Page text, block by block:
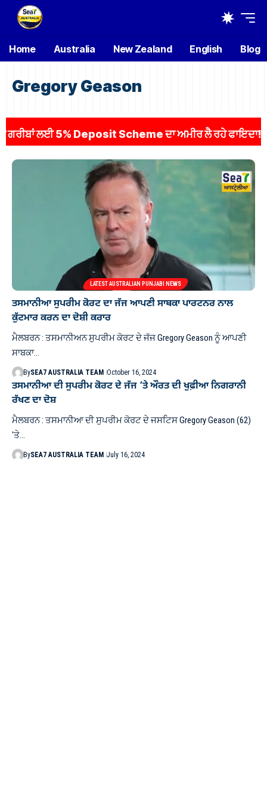
Home Australia New Zealand English Blog
Gregory Geason
ਲਈ 5% Deposit Scheme ਦਾ ਅਮੀਰ ਲੈ ਰਹੇ ਫਾਇਦਾ!
LATEST AUSTRALIAN PUNJABI NEWS
ਤਸਮਾਨੀਆ ਸੁਪਰੀਮ ਕੋਰਟ ਦਾ ਜੱਜ ਆਪਣੀ ਸਾਬਕਾ ਪਾਰਟਨਰ ਨਾਲ
ਕੁੱਟਮਾਰ ਕਰਨ ਦਾ ਦੋਸ਼ੀ ਕਰਾਰ
ਮੈਲਬਰਨ : ਤਸਮਾਨੀਅਨ ਸੁਪਰੀਮ ਕੋਰਟ ਦੇ ਜੱਜ Gregory Geason ਨੂੰ ਆਪਣੀ
ਸਾਬਕਾ…
BySEA7 AUSTRALIA TEAM October 16, 2024
ਤਸਮਾਨੀਆ ਦੀ ਸੁਪਰੀਮ ਕੋਰਟ ਦੇ ਜੱਜ ’ਤੇ ਔਰਤ ਦੀ ਖੁਫ਼ੀਆ ਨਿਗਰਾਨੀ
ਰੱਖਣ ਦਾ ਦੋਸ਼
ਮੈਲਬਰਨ : ਤਸਮਾਨੀਆ ਦੀ ਸੁਪਰੀਮ ਕੋਰਟ ਦੇ ਜਸਟਿਸ Gregory Geason (62)
'ਤੇ…
BySEA7 AUSTRALIA TEAM July 16, 2024